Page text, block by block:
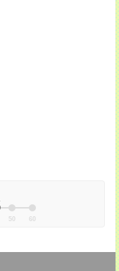
50 60